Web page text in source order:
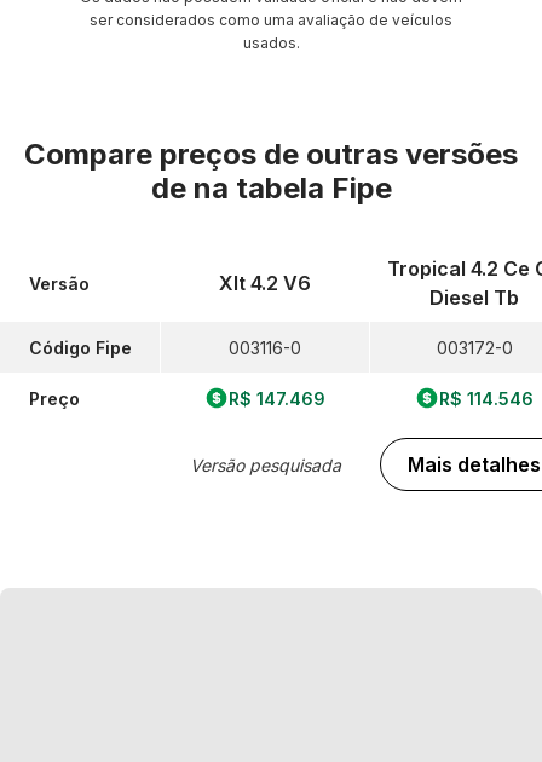
ser considerados como uma avaliação de veículos
usados.
Compare preços de outras versões
de na tabela Fipe
Versão
Código Fipe
Preço
Xlt 4.2 V6
003116-0
R$ 147.469
Versão pesquisada
Tropical 4.2 Ce
Diesel Tb
003172-0
R$ 114.546
Mais detalhes